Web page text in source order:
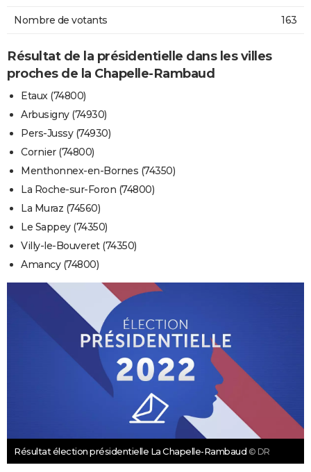
Nombre de votants 163
Résultat de la présidentielle dans les villes
proches de la Chapelle-Rambaud
Etaux (74800)
Arbusigny (74930)
Pers-Jussy (74930)
Cornier (74800)
Menthonnex-en-Bornes (74350)
La Roche-sur-Foron (74800)
La Muraz (74560)
Le Sappey (74350)
Villy-le-Bouveret (74350)
Amancy (74800)
Résultat élection présidentielle La Chapelle-Rambaud © DR